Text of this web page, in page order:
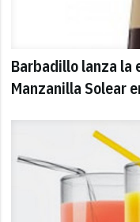
Barbadillo lanza la
Manzanilla Solear